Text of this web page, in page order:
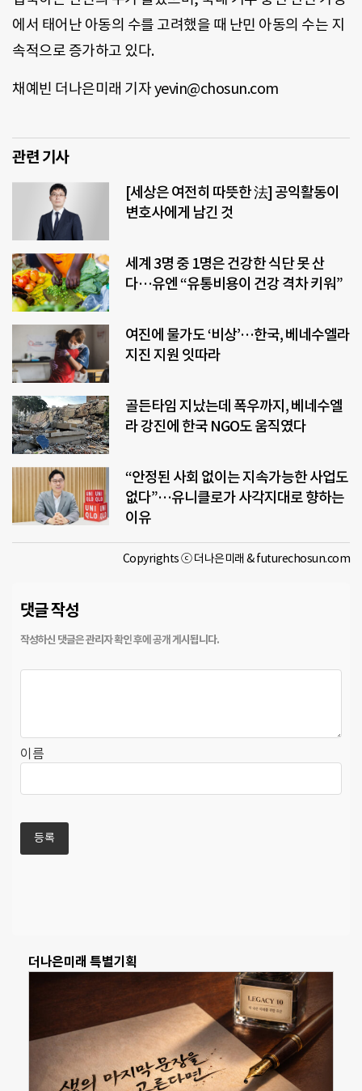
에서 태어난 아동의 수를 고려했을 때 난민 아동의 수는 지
속적으로 증가하고 있다.
채예빈 더나은미래 기자 yevin@chosun.com
관련 기사
[세상은 여전히 따뜻한 法] 공익활동이
변호사에게 남긴 것
세계 3명 중 1명은 건강한 식단 못 산
다…유엔 “유통비용이 건강 격차 키워”
여진에 물가도 ‘비상’…한국, 베네수엘라
지진 지원 잇따라
골든타임 지났는데 폭우까지, 베네수엘
라 강진에 한국 NGO도 움직였다
“안정된 사회 없이는 지속가능한 사업도
없다”…유니클로가 사각지대로 향하는
이유
Copyrights ⓒ 더나은미래 & futurechosun.com
댓글 작성
이름
더나은미래 특별기획